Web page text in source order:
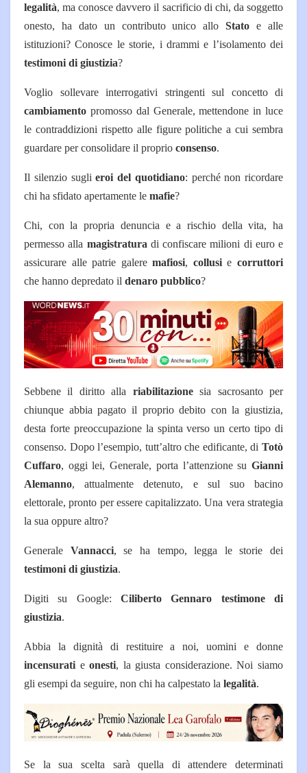
legalità, ma conosce davvero il sacrificio di chi, da soggetto
onesto, ha dato un contributo unico alloStato e alle
istituzioni? Conosce le storie, i drammi e l’isolamento dei
testimoni di giustizia?
Voglio sollevare interrogativi stringenti sul concetto di
cambiamento promosso dal Generale, mettendone in luce
le contraddizioni rispetto alle figure politiche a cui sembra
guardare per consolidare il proprio consenso.
Il silenzio suglieroi del quotidiano: perché non ricordare
chi ha sfidato apertamente le mafie?
Chi, con la propria denuncia e a rischio della vita, ha
permesso alla magistratura di confiscare milioni di euro e
assicurare alle patrie galeremafiosi, collusiecorruttori
che hanno depredato il denaro pubblico?
Sebbene il diritto alla riabilitazionesia sacrosanto per
chiunque abbia pagato il proprio debito con la giustizia,
desta forte preoccupazione la spinta verso un certo tipo di
consenso. Dopo l’esempio, tutt’altro che edificante, di Totò
Cuffaro, oggi lei, Generale, porta l’attenzione su Gianni
Alemanno, attualmente detenuto, e sul suo bacino
elettorale, pronto per essere capitalizzato. Una vera strategia
la sua oppure altro?
Generale Vannacci, se ha tempo, legga le storie dei
testimoni di giustizia.
Digiti su Google: Ciliberto Gennaro testimone di
giustizia.
Abbia la dignità di restituire a noi, uomini e donne
incensurati eonesti, la giusta considerazione. Noi siamo
gli esempi da seguire, non chi ha calpestato la legalità.
Se la sua scelta sarà quella di attendere determinati